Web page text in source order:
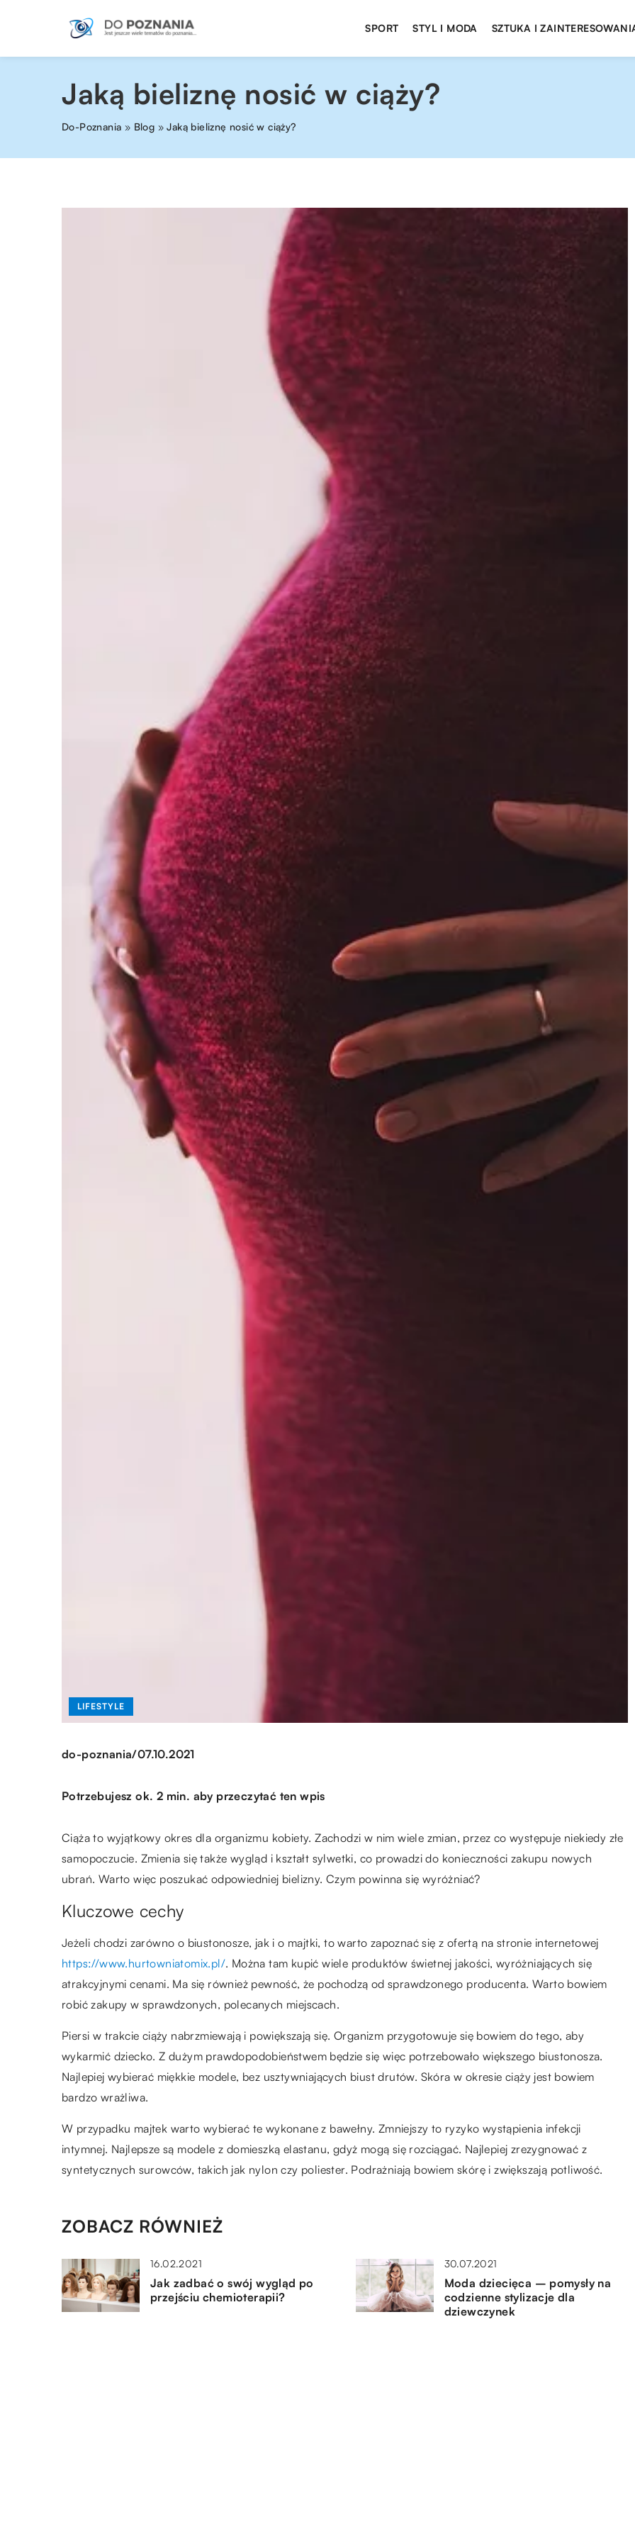
SPORT STYL I MODA SZTUKA I
Jaką bieliznę nosić w ciąży?
Do-Poznania » Blog »Jaką bieliznę nosić w ciąży?
LIFESTYLE
do-poznania/07.10.2021
Potrzebujesz ok. 2 min. aby przeczytać ten wpis
Ciąża to wyjątkowy okres dla organizmu kobiety. Zachodzi w nim wiele zmian, przez co występuje niekiedy złe
samopoczucie. Zmienia się także wygląd i kształt sylwetki, co prowadzi do konieczności zakupu nowych
ubrań. Warto więc poszukać odpowiedniej bielizny. Czym powinna się wyróżniać?
Kluczowe cechy
Jeżeli chodzi zarówno o biustonosze, jak i o majtki, to warto zapoznać się z ofertą na stronie internetowej
https://www.hurtowniatomix.pl/. Można tam kupić wiele produktów świetnej jakości, wyróżniających się
atrakcyjnymi cenami. Ma się również pewność, że pochodzą od sprawdzonego producenta. Warto bowiem
robić zakupy w sprawdzonych, polecanych miejscach.
Piersi w trakcie ciąży nabrzmiewają i powiększają się. Organizm przygotowuje się bowiem do tego, aby
wykarmić dziecko. Z dużym prawdopodobieństwem będzie się więc potrzebowało większego biustonosza.
Najlepiej wybierać miękkie modele, bez usztywniających biust drutów. Skóra w okresie ciąży jest bowiem
bardzo wrażliwa.
W przypadku majtek warto wybierać te wykonane z bawełny. Zmniejszy to ryzyko wystąpienia infekcji
intymnej. Najlepsze są modele z domieszką elastanu, gdyż mogą się rozciągać. Najlepiej zrezygnować z
syntetycznych surowców, takich jak nylon czy poliester. Podrażniają bowiem skórę i zwiększają potliwość.
ZOBACZ RÓWNIEŻ
16.02.2021
Jak zadbać o swój wygląd po
przejściu chemioterapii?
30.07.2021
Moda dziecięca – pomysły na
codzienne stylizacje dla
dziewczynek